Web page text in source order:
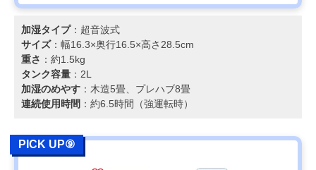
加湿タイプ：超音波式
サイズ：幅16.3×奥行16.5×高さ28.5cm
重さ ：約1.5kg
タンク容量 ：2L
加湿のめやす ：木造5畳、プレハブ8畳
連続使用時間 ：約6.5時間（強運転時）
PICK UP⑨